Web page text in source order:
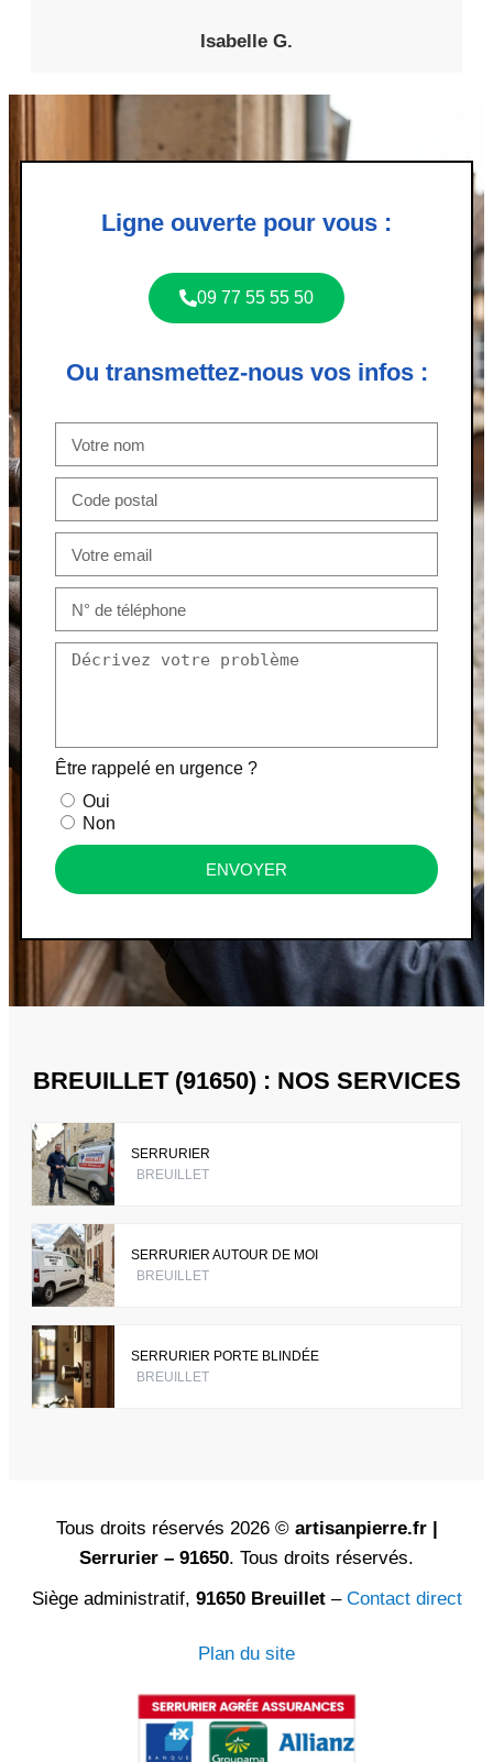
Isabelle G.
Ligne ouverte pour vous :
09 77 55 55 50
Ou transmettez-nous vos infos :
Être rappelé en urgence ?
Oui
Non
ENVOYER
BREUILLET (91650) : NOS SERVICES
SERRURIER
BREUILLET
SERRURIER AUTOUR DE MOI
BREUILLET
SERRURIER PORTE BLINDÉE
BREUILLET
Tous droits réservés 2026 © artisanpierre.fr |
Serrurier – 91650. Tous droits réservés.
Siège administratif, 91650 Breuillet– Contact direct
Plan du site